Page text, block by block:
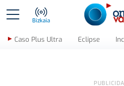
Bizkaia
Caso Plus Ultra Eclipse